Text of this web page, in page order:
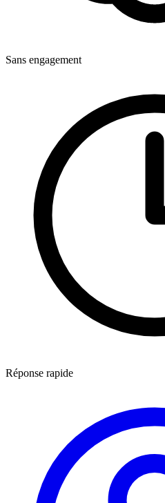
Sans engagement
Réponse rapide